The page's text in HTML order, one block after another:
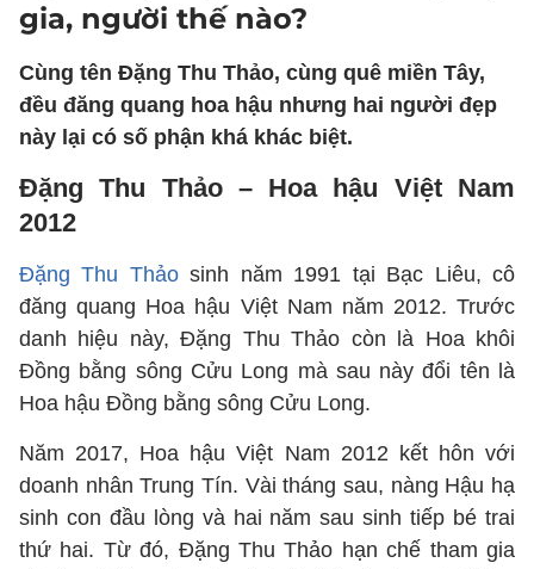
gia, người thế nào?
Cùng tên Đặng Thu Thảo, cùng quê miền Tây,
đều đăng quang hoa hậu nhưng hai người đẹp
này lại có số phận khá khác biệt.
Đặng Thu Thảo – Hoa hậu Việt Nam
2012
Đặng Thu Thảosinh năm 1991 tại Bạc Liêu, cô
đăng quang Hoa hậu Việt Nam năm 2012. Trước
danh hiệu này, Đặng Thu Thảo còn là Hoa khôi
Đồng bằng sông Cửu Long mà sau này đổi tên là
Hoa hậu Đồng bằng sông Cửu Long.
Năm 2017, Hoa hậu Việt Nam 2012 kết hôn với
doanh nhân Trung Tín. Vài tháng sau, nàng Hậu hạ
sinh con đầu lòng và hai năm sau sinh tiếp bé trai
thứ hai. Từ đó, Đặng Thu Thảo hạn chế tham gia